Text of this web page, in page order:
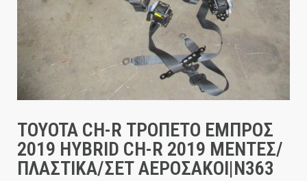
TOYOTA CH-R ΤΡΟΠΕΤΟ ΕΜΠΡΟΣ
2019 HYBRID CH-R 2019 ΜΕΝΤΕΣ/
ΠΛΑΣΤΙΚΑ/ΣΕΤ ΑΕΡΟΣΑΚΟΙ|Ν363